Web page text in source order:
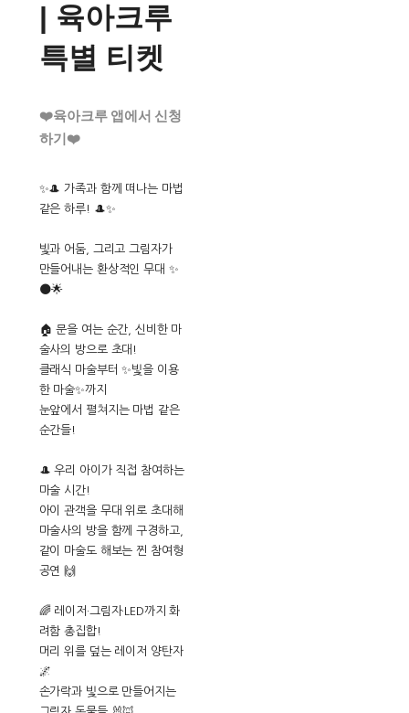
| 육아크루
특별 티켓
❤️육아크루 앱에서 신청
하기❤️
✨🎩 가족과 함께 떠나는 마법
같은 하루! 🎩✨
빛과 어둠, 그리고 그림자가
만들어내는 환상적인 무대 ✨
🌑🌟
🏠 문을 여는 순간, 신비한 마
술사의 방으로 초대!
클래식 마술부터 ✨빛을 이용
한 마술✨까지
눈앞에서 펼쳐지는 마법 같은
순간들!
🎩 우리 아이가 직접 참여하는
마술 시간!
아이 관객을 무대 위로 초대해
마술사의 방을 함께 구경하고,
같이 마술도 해보는 찐 참여형
공연 🙌
🌈 레이저·그림자·LED까지 화
려함 총집합!
머리 위를 덮는 레이저 양탄자
🌌
손가락과 빛으로 만들어지는